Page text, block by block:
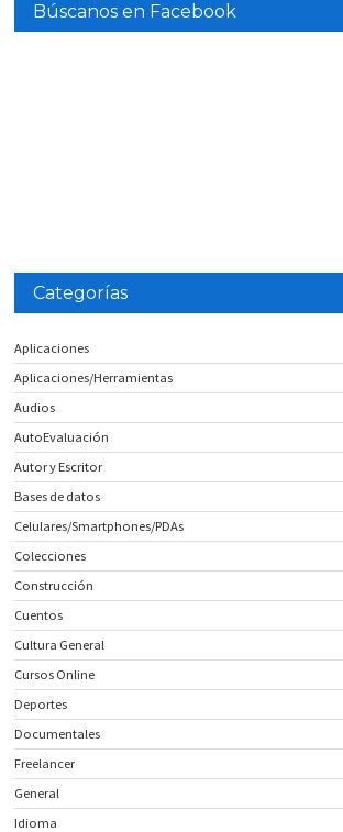
Búscanos en Facebook
Categorías
Aplicaciones
Aplicaciones/Herramientas
Audios
AutoEvaluación
Autor y Escritor
Bases de datos
Celulares/Smartphones/PDAs
Colecciones
Construcción
Cuentos
Cultura General
Cursos Online
Deportes
Documentales
Freelancer
General
Idioma